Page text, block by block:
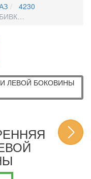
4230
ВНУТРЕННЯЯ